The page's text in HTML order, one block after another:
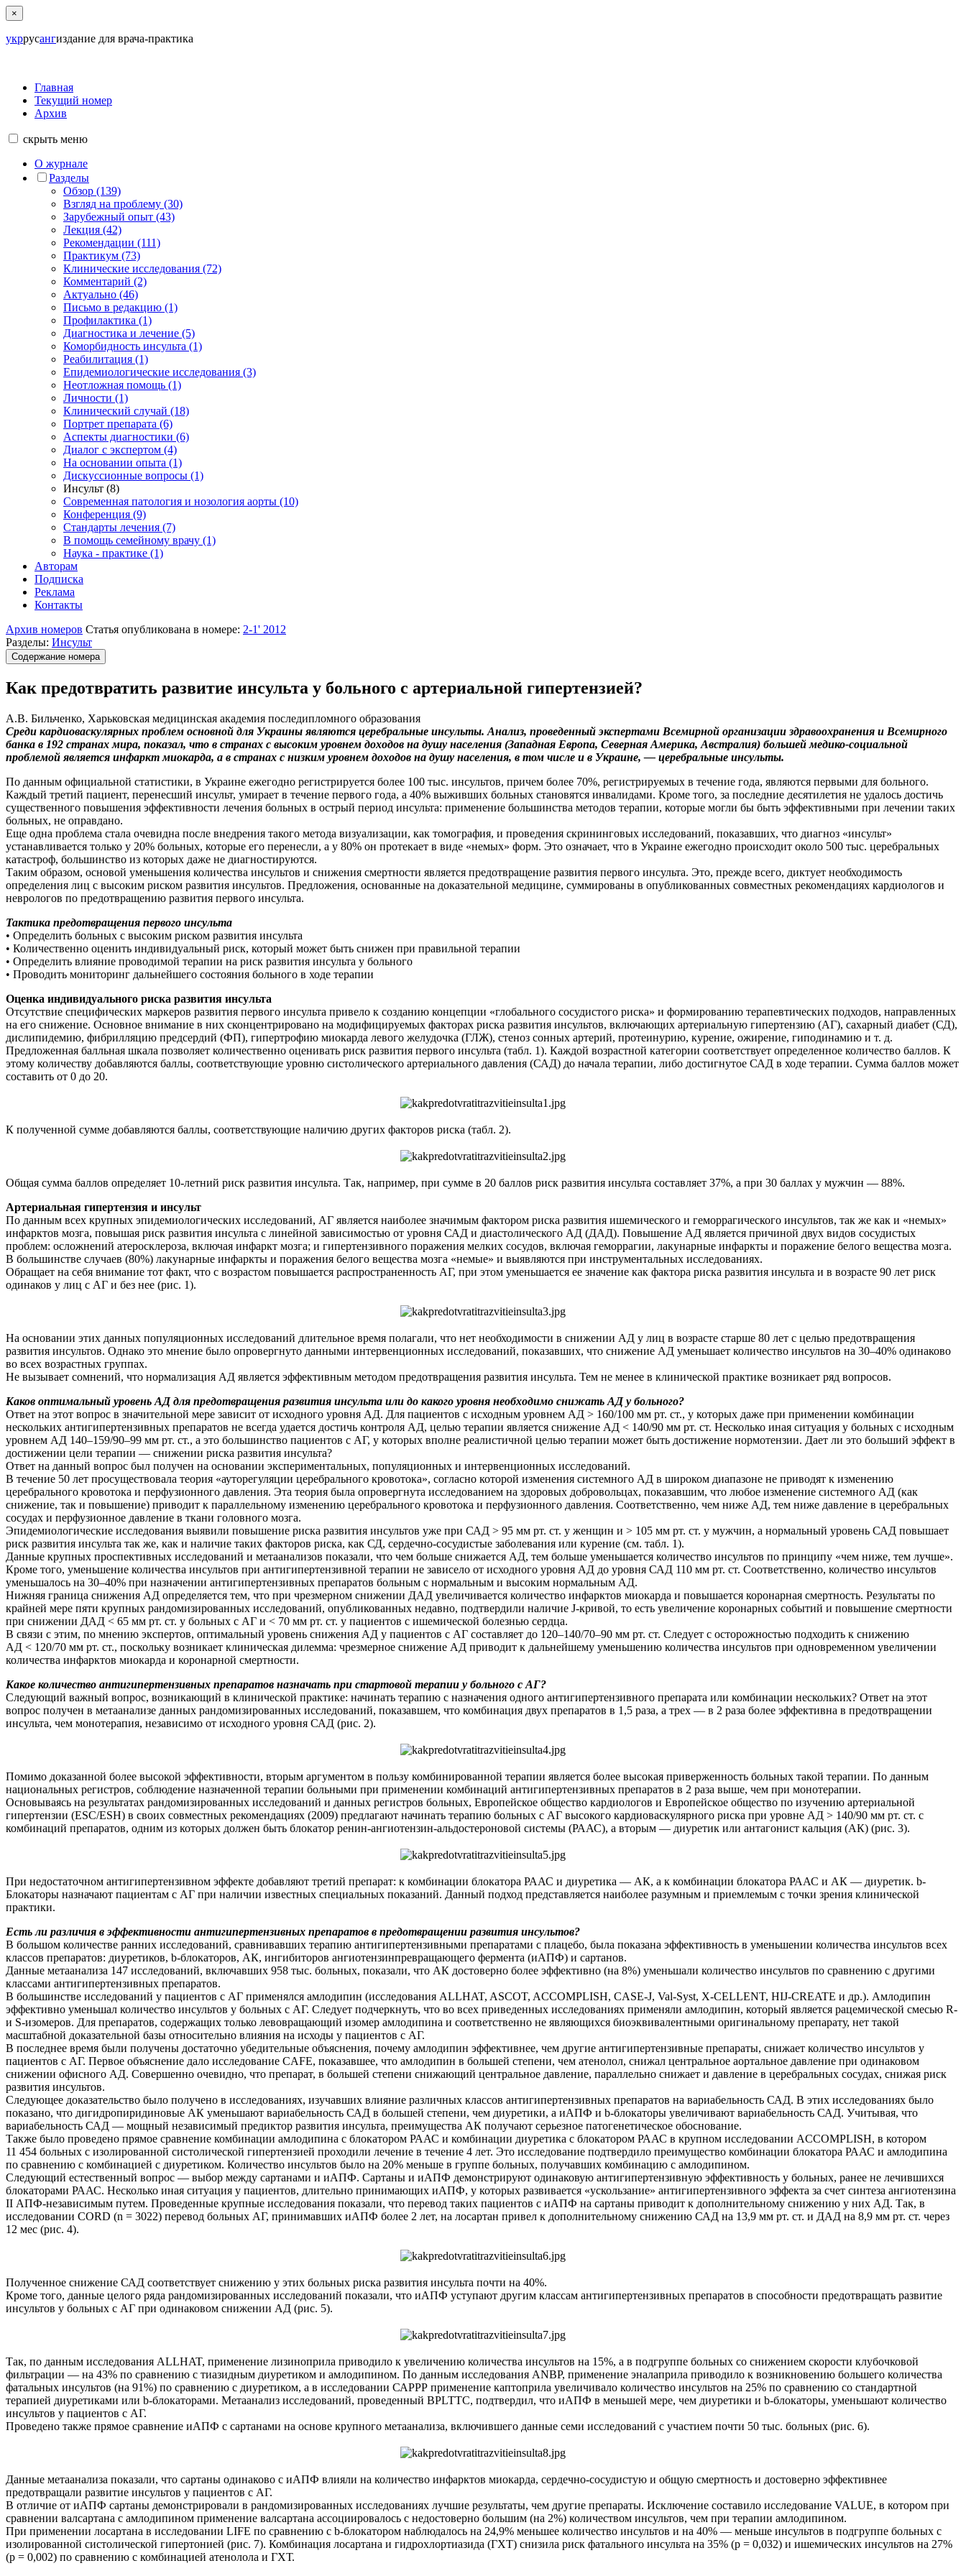
×
укррусангиздание для врача-практика
Главная
Текущий номер
Архив
скрыть меню
О журнале
Разделы
Обзор (139)
Взгляд на проблему (30)
Зарубежный опыт (43)
Лекция (42)
Рекомендации (111)
Практикум (73)
Клинические исследования (72)
Комментарий (2)
Актуально (46)
Письмо в редакцию (1)
Профилактика (1)
Диагностика и лечение (5)
Коморбидность инсульта (1)
Реабилитация (1)
Епидемиологические исследования (3)
Неотложная помощь (1)
Личности (1)
Клинический случай (18)
Портрет препарата (6)
Аспекты диагностики (6)
Диалог с экспертом (4)
На основании опыта (1)
Дискуссионные вопросы (1)
Инсульт (8)
Современная патология и нозология аорты (10)
Конференция (9)
Стандарты лечения (7)
В помощь семейному врачу (1)
Наука - практике (1)
Авторам
Подписка
Реклама
Контакты
Архив номеров Статья опубликована в номере: 2-1' 2012
Разделы: Инсульт
Содержание номера
Как предотвратить развитие инсульта у больного с артериальной гипертензией?
А.В. Бильченко, Харьковская медицинская академия последипломного образования
Среди кардиоваскулярных проблем основной для Украины являются церебральные инсульты. Анализ, проведенный экспертами Всемирной организации здравоохранения и Всемирного
банка в 192 странах мира, показал, что в странах с высоким уровнем доходов на душу населения (Западная Европа, Северная Америка, Австралия) большей медико-социальной
проблемой является инфаркт миокарда, а в странах с низким уровнем доходов на душу населения, в том числе и в Украине, — церебральные инсульты.
По данным официальной статистики, в Украине ежегодно регистрируется более 100 тыс. инсультов, причем более 70%, регистрируемых в течение года, являются первыми для больного.
Каждый третий пациент, перенесший инсульт, умирает в течение первого года, а 40% выживших больных становятся инвалидами. Кроме того, за последние десятилетия не удалось достичь
существенного повышения эффективности лечения больных в острый период инсульта: применение большинства методов терапии, которые могли бы быть эффективными при лечении таких
больных, не оправдано.
Еще одна проблема стала очевидна после внедрения такого метода визуализации, как томография, и проведения скрининговых исследований, показавших, что диагноз «инсульт»
устанавливается только у 20% больных, которые его перенесли, а у 80% он протекает в виде «немых» форм. Это означает, что в Украине ежегодно происходит около 500 тыс. цереб­ральных
катастроф, большинство из которых даже не диагностируются.
Таким образом, основой уменьшения количества инсультов и снижения смертности является предотвращение развития первого инсульта. Это, прежде всего, диктует необходимость
определения лиц с высоким риском развития инсультов. Предложения, основанные на доказательной медицине, суммированы в опубликованных совместных рекомендациях кардиологов и
неврологов по предотвращению развития первого инсульта.
Тактика предотвращения первого инсульта
• Определить больных с высоким риском развития инсульта
• Количественно оценить индивидуальный риск, который может быть снижен при правильной терапии
• Определить влияние проводимой терапии на риск развития инсульта у больного
• Проводить мониторинг дальнейшего состояния больного в ходе терапии
Оценка индивидуального риска развития инсульта
Отсутствие специфических маркеров развития первого инсульта привело к созданию концепции «глобального сосудистого риска» и формированию терапевтических подходов, направленных
на его снижение. Основное внимание в них сконцентрировано на модифицируемых факторах риска развития инсультов, включающих артериальную гипертензию (АГ), сахарный диабет (СД),
дислипидемию, фибрилляцию предсердий (ФП), гипертрофию мио­карда левого желудочка (ГЛЖ), стеноз сонных артерий, протеинурию, курение, ожирение, гиподинамию и т. д.
Предложенная балльная шкала позволяет количественно оценивать риск развития первого инсульта (табл. 1). Каждой возрастной категории соответствует определенное количество баллов. К
этому количеству добавляются баллы, соответствующие уровню систолического артериального давления (САД) до начала терапии, либо достигнутое САД в ходе терапии. Сумма баллов может
составить от 0 до 20.
К полученной сумме добавляются баллы, соответствующие наличию других факторов риска (табл. 2).
Общая сумма баллов определяет 10-летний риск развития инсульта. Так, например, при сумме в 20 баллов риск развития инсульта составляет 37%, а при 30 баллах у мужчин — 88%.
Артериальная гипертензия и инсульт
По данным всех крупных эпидемиологических исследований, АГ является наиболее значимым фактором риска развития ишемического и геморрагического инсультов, так же как и «немых»
инфарктов мозга, повышая риск развития инсульта с линейной зависимостью от уровня САД и диастолического АД (ДАД). Повышение АД является причиной двух видов сосудистых
проблем: осложнений атеросклероза, включая инфаркт мозга; и гипертензивного поражения мелких сосудов, включая геморрагии, лакунарные инфаркты и поражение белого вещества мозга.
В большинстве случаев (80%) лакунарные инфаркты и поражения белого вещества мозга «немые» и выявляются при инструментальных исследованиях.
Обращает на себя внимание тот факт, что с возрастом повышается распространенность АГ, при этом уменьшается ее значение как фактора риска развития инсульта и в возрасте 90 лет риск
одинаков у лиц с АГ и без нее (рис. 1).
На основании этих данных популяционных исследований длительное время полагали, что нет необходимости в снижении АД у лиц в возрасте старше 80 лет с целью предотвращения
развития инсультов. Однако это мнение было опровергнуто данными интервенционных исследований, показавших, что снижение АД уменьшает количество инсультов на 30–40% одинаково
во всех возрастных группах.
Не вызывает сомнений, что нормализация АД является эффективным методом предотвращения развития инсульта. Тем не менее в клинической практике возникает ряд вопросов.
Каков оптимальный уровень АД для предотвращения развития инсульта или до какого уровня необходимо снижать АД у больного?
Ответ на этот вопрос в значительной мере зависит от исходного уровня АД. Для пациентов с исходным уровнем АД > 160/100 мм рт. ст., у которых даже при применении комбинации
нескольких антигипертензивных препаратов не всегда удается достичь контроля АД, целью терапии является снижение АД < 140/90 мм рт. ст. Несколько иная ситуация у больных с исходным
уровнем АД 140–159/90–99 мм рт. ст., а это большинство пациентов с АГ, у которых вполне реалистичной целью терапии может быть достижение нормотензии. Дает ли это больший эффект в
достижении цели терапии — снижении риска развития инсульта?
Ответ на данный вопрос был получен на основании экспериментальных, популяционных и интервенционных исследований.
В течение 50 лет просуществовала теория «ауто­регуляции церебрального кровотока», согласно которой изменения системного АД в широком диапазоне не приводят к изменению
церебрального кровотока и перфузионного давления. Эта теория была ­опровергнута исследованием на здоровых добровольцах, показавшим, что любое изменение системного АД (как
снижение, так и повышение) приводит к параллельному изменению церебрального кровотока и перфузионного давления. Соответственно, чем ниже АД, тем ниже давление в церебральных
сосудах и перфузионное давление в ткани головного мозга.
Эпидемиологические исследования выявили повышение риска развития инсультов уже при САД > 95 мм рт. ст. у женщин и > 105 мм рт. ст. у мужчин, а нормальный уровень САД повышает
риск развития инсульта так же, как и наличие таких факторов риска, как СД, сердечно-сосудистые заболевания или курение (см. табл. 1).
Данные крупных проспективных исследований и метаанализов показали, что чем больше снижается АД, тем больше уменьшается количество инсультов по принципу «чем ниже, тем лучше».
Кроме того, уменьшение количества инсультов при антигипертензивной терапии не зависело от исходного уровня АД до уровня САД 110 мм рт. ст. Соответственно, количество инсультов
уменьшалось на 30–40% при назначении антигипертензивных препаратов больным с нормальным и высоким нормальным АД.
Нижняя граница снижения АД определяется тем, что при чрезмерном снижении ДАД увеличивается количество инфарктов миокарда и повышается коронарная смертность. Результаты по
крайней мере пяти крупных рандомизированных исследований, опубликованных недавно, подтвердили наличие J-кривой, то есть увеличение коронарных событий и повышение смертности
при снижении ДАД < 65 мм рт. ст. у больных с АГ и < 70 мм рт. ст. у пациентов с ишемической болезнью сердца.
В связи с этим, по мнению экспертов, оптимальный уровень снижения АД у пациентов с АГ составляет до 120–140/70–90 мм рт. ст. Следует с осторожностью подходить к снижению
АД < 120/70 мм рт. ст., поскольку возникает клиническая дилемма: чрезмерное снижение АД приводит к дальнейшему уменьшению количества инсультов при одновременном увеличении
количества инфарк­тов миокарда и коронарной смертности.
Какое количество антигипертензивных препаратов назначать при стартовой терапии у больного с АГ?
Следующий важный вопрос, возникающий в клинической практике: начинать терапию с назначения одного антигипертензивного препарата или комбинации нескольких? Ответ на этот
вопрос получен в метаанализе данных рандомизированных исследований, показавшем, что комбинация двух препаратов в 1,5 раза, а трех — в 2 раза более эффективна в предотвращении
инсульта, чем монотерапия, независимо от исходного уровня САД (рис. 2).
Помимо доказанной более высокой эффективности, вторым аргументом в пользу комбинированной терапии является более высокая приверженность больных такой терапии. По данным
национальных регистров, соблюдение назначенной терапии больными при применении комбинаций антигипертензивных препаратов в 2 раза выше, чем при монотерапии.
Основываясь на результатах рандомизированных исследований и данных регистров больных, Европейское общество кардиологов и Европейское общество по изучению артериальной
гипертензии (ESC/ESH) в своих совместных рекомендациях (2009) предлагают начинать терапию больных с АГ высокого кардиоваскулярного риска при уровне АД > 140/90 мм рт. ст. с
комбинаций препаратов, одним из которых должен быть блокатор ренин-ангиотензин-альдостероновой системы (РААС), а вторым — диуретик или антагонист кальция (АК) (рис. 3).
При недостаточном антигипертензивном эффекте добавляют третий препарат: к комбинации блокатора РААС и диуретика — АК, а к комбинации блокатора РААС и АК — диуретик. b-
Блокаторы назначают пациентам с АГ при наличии известных специальных показаний. Данный подход представляется наиболее разумным и приемлемым с точки зрения клинической
практики.
Есть ли различия в эффективности антигипертензивных препаратов в предотвращении развития инсультов?
В большом количестве ранних исследований, сравнивавших терапию антигипертензивными препаратами с плацебо, была показана эффективность в уменьшении количества инсультов всех
классов препаратов: диуретиков, b-блокаторов, АК, ингибиторов ангиотензинпревращающего фермента (иАПФ) и сартанов.
Данные метаанализа 147 исследований, включавших 958 тыс. больных, показали, что АК достоверно более эффективно (на 8%) уменьшали количество инсультов по сравнению с другими
классами антигипертензивных препаратов.
В большинстве исследований у пациентов с АГ применялся амлодипин (исследования ALLHAT, ASCOT, ACCOMPLISH, CASE-J, Val-Syst, X-CELLENT, HIJ-CREATE и др.). Амлодипин
эффективно уменьшал количество инсультов у больных с АГ. Следует подчеркнуть, что во всех приведенных исследованиях применяли амлодипин, который является рацемической смесью R-
и S-изомеров. Для препаратов, содержащих только левовращающий изомер амлодипина и соответственно не являющихся биоэквивалентными оригинальному препарату, нет такой
масштабной доказательной базы относительно влияния на исходы у пациентов с АГ.
В последнее время были получены достаточно убедительные объяснения, почему амлодипин эффективнее, чем другие антигипертензивные препараты, снижает количество инсультов у
пациентов с АГ. Первое объяснение дало исследование CAFE, показавшее, что амлодипин в большей степени, чем атенолол, снижал центральное аортальное давление при одинаковом
снижении офисного АД. Совершенно очевидно, что препарат, в большей степени снижающий центральное давление, параллельно снижает и давление в церебральных сосудах, снижая риск
развития инсультов.
Следующее доказательство было получено в исследованиях, изучавших влияние различных классов антигипертензивных препаратов на вариабельность САД. В этих исследованиях было
показано, что дигидропиридиновые АК уменьшают вариабельность САД в большей степени, чем диуретики, а иАПФ и b-блокаторы увеличивают вариабельность САД. Учитывая, что
вариабельность САД — мощный независимый предиктор развития инсульта, преимущества АК получают серьезное патогенетическое обоснование.
Также было проведено прямое сравнение комбинации амлодипина с блокатором РААС и комбинации диуретика с блокатором РААС в крупном исследовании ACCOMPLISH, в котором
11 454 больных с изолированной систолической гипертензией проходили лечение в течение 4 лет. Это исследование подтвердило преимущество комбинации блокатора РААС и амлодипина
по сравнению с комбинацией с диуретиком. Количество инсультов было на 20% меньше в группе больных, получавших комбинацию с амлодипином.
Следующий естественный вопрос — выбор между сартанами и иАПФ. Сартаны и иАПФ демонстрируют одинаковую антигипертензивную эффективность у больных, ранее не лечившихся
блокаторами РААС. Несколько иная ситуация у пациентов, длительно принимающих иАПФ, у которых развивается «ускользание» антигипертензивного эффекта за счет синтеза ангиотензина
II АПФ-независимым путем. Проведенные крупные исследования показали, что перевод таких пациентов с иАПФ на сартаны приводит к дополнительному снижению у них АД. Так, в
исследовании CORD (n = 3022) перевод больных АГ, принимавших иАПФ более 2 лет, на лосартан привел к дополнительному снижению САД на 13,9 мм рт. ст. и ДАД на 8,9 мм рт. ст. через
12 мес (рис. 4).
Полученное снижение САД соответствует снижению у этих больных риска развития инсульта почти на 40%.
Кроме того, данные целого ряда рандомизированных исследований показали, что иАПФ уступают другим классам антигипертензивных препаратов в способности предотвращать развитие
инсультов у больных с АГ при одинаковом снижении АД (рис. 5).
Так, по данным исследования ALLHAT, применение лизиноприла приводило к увеличению количества инсультов на 15%, а в подгруппе больных со снижением скорости клубочковой
фильтрации — на 43% по сравнению с тиазидным диуретиком и амлодипином. По данным исследования ANBP, применение эналаприла приводило к возникновению большего количества
фатальных инсультов (на 91%) по сравнению с диуретиком, а в исследовании САРРР применение каптоприла увеличивало количество инсультов на 25% по ­сравнению со ­стандартной
терапией диуретиками или b-блокаторами. Метаанализ исследований, проведенный ВРLTТС, подтвердил, что иАПФ в меньшей мере, чем диуретики и b-блокаторы, уменьшают количество
инсультов у пациентов с АГ.
Проведено также прямое сравнение иАПФ с сартанами на основе крупного метаанализа, включившего данные семи исследований с участием почти 50 тыс. больных (рис. 6).
Данные метаанализа показали, что сартаны одинаково с иАПФ влияли на количество инфарктов миокарда, сердечно-сосудистую и общую смертность и достоверно эффективнее
предотвращали развитие инсультов у пациентов с АГ.
В отличие от иАПФ сартаны демонстрировали в рандомизированных исследованиях лучшие результаты, чем другие препараты. Исключение составило исследование VALUE, в котором при
сравнении валсартана с амлодипином применение валсартана ассоциировалось с недостоверно большим (на 2%) количеством инсультов, чем при терапии амлодипином.
При применении лосартана в исследовании LIFE по сравнению с b-блокатором наблюдалось на 24,9% меньшее количество инсультов и на 40% — меньше инсультов в подгруппе больных с
изолированной систолической гипертонией (рис. 7). Комбинация лосартана и гидро­хлортиазида (ГХТ) снизила риск фатального инсульта на 35% (p = 0,032) и ишемических инсультов на 27%
(p = 0,002) по сравнению с комбинацией атенолола и ГХТ.